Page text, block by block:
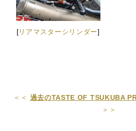
[リアマスターシリンダー]
＜＜ 過去のTASTE OF TSUKUBA
＞＞